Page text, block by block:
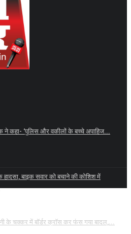
ने कहा- ‘पुलिस और वकीलों के बच्चे अपाहिज...
हादसा, बाइक सवार को बचाने की कोशिश में
के चक्कर में बॉर्डर क्रॉस कर फंस गया बादल,...